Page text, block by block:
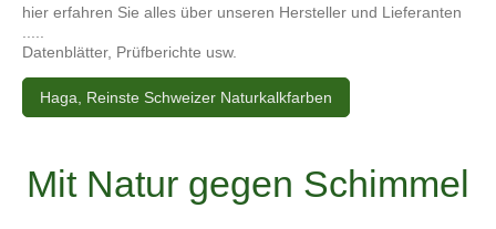
hier erfahren Sie alles über unseren Hersteller und Lieferanten
Datenblätter, Prüfberichte usw.
Haga, Reinste Schweizer Naturkalkfarben
Mit Natur gegen Schimmel